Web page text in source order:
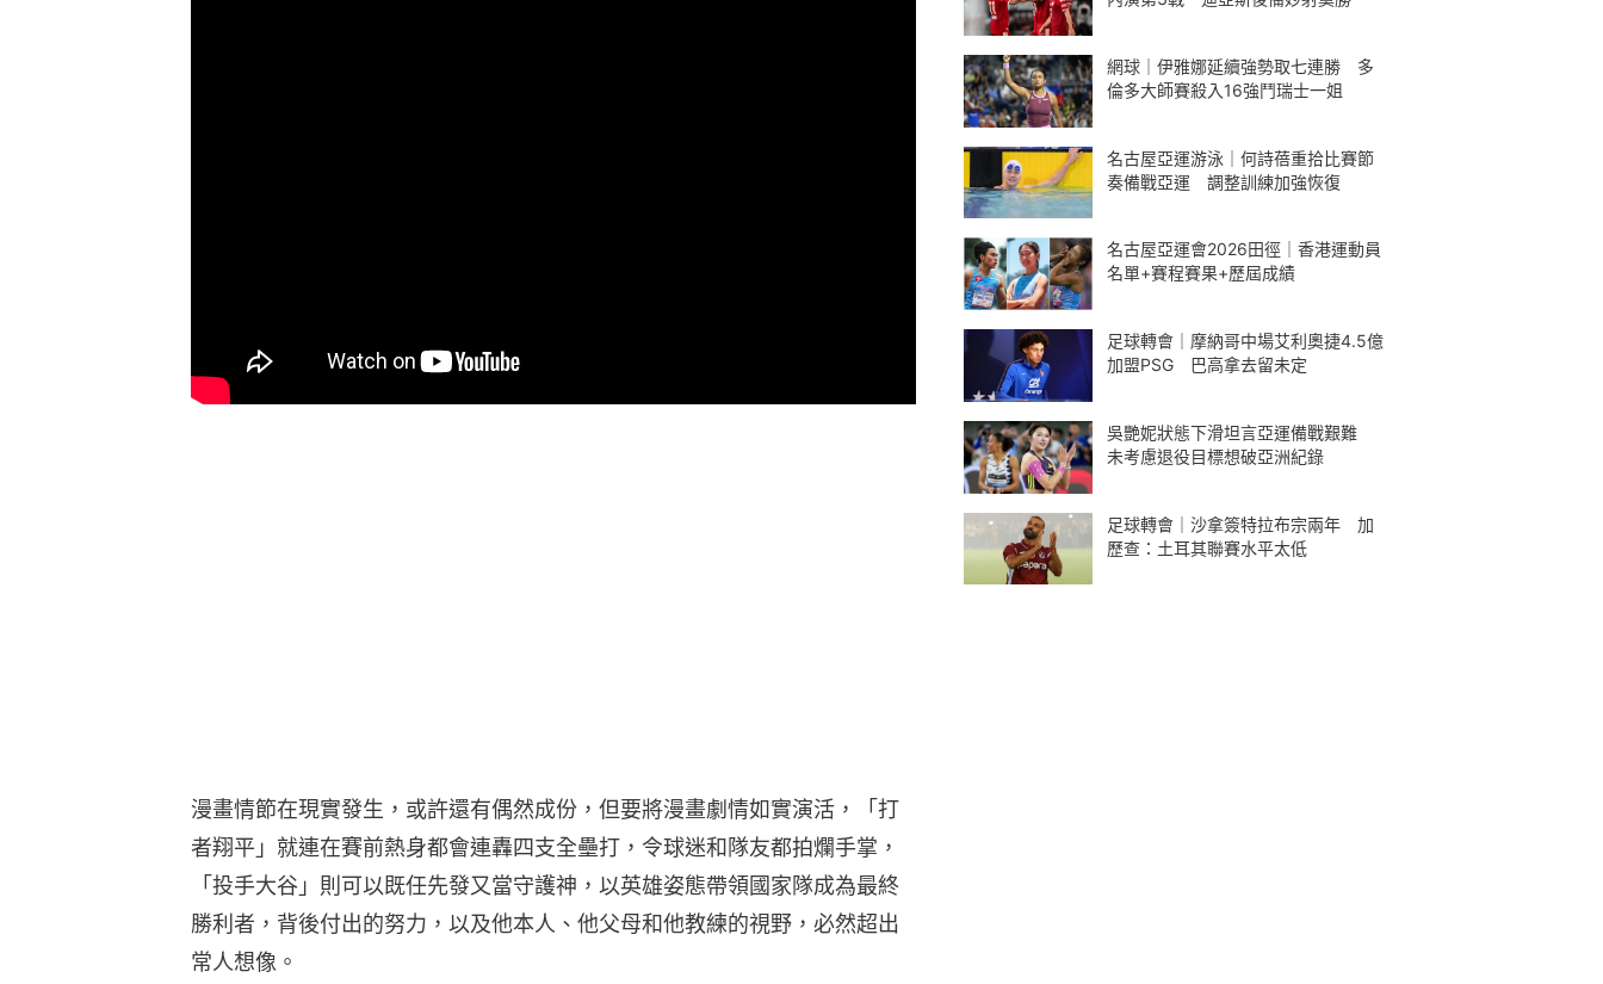
漫畫情節在現實發生，或許還有偶然成份，但要將漫畫劇情如實演活，「打
者翔平」就連在賽前熱身都會連轟四支全壘打，令球迷和隊友都拍爛手掌，
「投手大谷」則可以既任先發又當守護神，以英雄姿態帶領國家隊成為最終
勝利者，背後付出的努力，以及他本人、他父母和他教練的視野，必然超出
常人想像。
網球｜伊雅娜延續強勢取七連勝 多
倫多大師賽殺入16強鬥瑞士一姐
名古屋亞運游泳｜何詩蓓重拾比賽節
奏備戰亞運 調整訓練加強恢復
名古屋亞運會2026田徑｜香港運動員
名單+賽程賽果+歷屆成績
足球轉會｜摩納哥中場艾利奧捷4.5億
加盟PSG 巴高拿去留未定
吳艷妮狀態下滑坦言亞運備戰艱難
未考慮退役目標想破亞洲紀錄
足球轉會｜沙拿簽特拉布宗兩年 加
歷查：土耳其聯賽水平太低